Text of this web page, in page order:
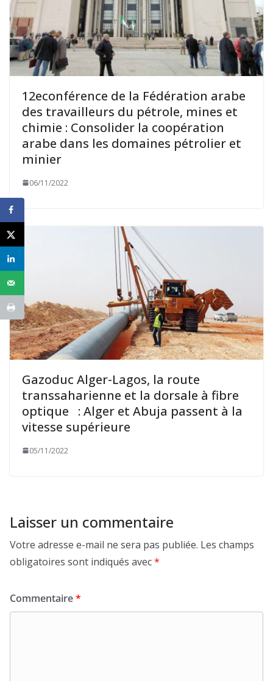
12econférence de la Fédération arabe
des travailleurs du pétrole, mines et
chimie : Consolider la coopération
arabe dans les domaines pétrolier et
minier
06/11/2022
Gazoduc Alger-Lagos, la route
transsaharienne et la dorsale à fibre
optique : Alger et Abuja passent à la
vitesse supérieure
05/11/2022
Laisser un commentaire
Votre adresse e-mail ne sera pas publiée. Les champs
obligatoires sont indiqués avec*
Commentaire*